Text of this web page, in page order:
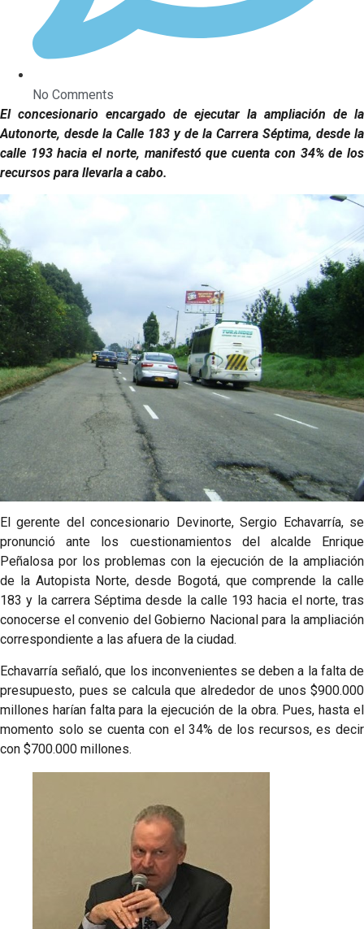
No Comments
El concesionario encargado de ejecutar la ampliación de la
Autonorte, desde la Calle 183 y de la Carrera Séptima, desde la
calle 193 hacia el norte, manifestó que cuenta con 34% de los
recursos para llevarla a cabo.
El gerente del concesionario Devinorte, Sergio Echavarría, se
pronunció ante los cuestionamientos del alcalde Enrique
Peñalosa por los problemas con la ejecución de la ampliación
de la Autopista Norte, desde Bogotá, que comprende la calle
183 y la carrera Séptima desde la calle 193 hacia el norte, tras
conocerse el convenio del Gobierno Nacional para la ampliación
correspondiente a las afuera de la ciudad.
Echavarría señaló, que los inconvenientes se deben a la falta de
presupuesto, pues se calcula que alrededor de unos $900.000
millones harían falta para la ejecución de la obra. Pues, hasta el
momento solo se cuenta con el 34% de los recursos, es decir
con $700.000 millones.